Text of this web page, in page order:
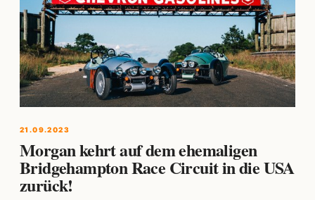
21.09.2023
Morgan kehrt auf dem ehemaligen
Bridgehampton Race Circuit in die USA
zurück!